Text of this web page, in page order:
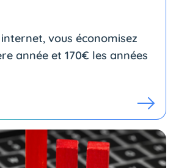
vous économisez
année et 170€ les années